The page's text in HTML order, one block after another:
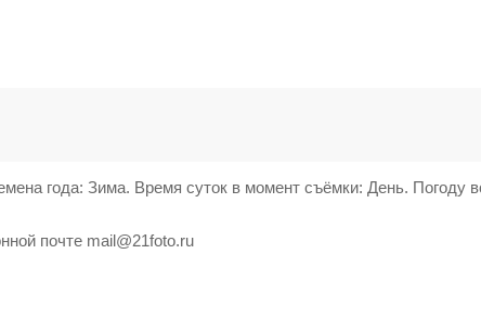
года: Зима. Время суток в момент съёмки: День. Погоду
почте mail@21foto.ru